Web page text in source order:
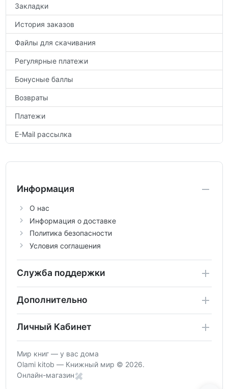
Закладки
История заказов
Файлы для скачивания
Регулярные платежи
Бонусные баллы
Возвраты
Платежи
E-Mail рассылка
Информация
О нас
Информация о доставке
Политика безопасности
Условия соглашения
Служба поддержки
Дополнительно
Личный Кабинет
Мир книг — у вас дома
Olami kitob — Книжный мир © 2026.
Онлайн-магазин